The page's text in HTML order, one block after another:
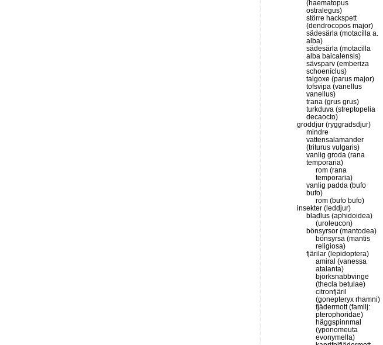
(haematopus
ostralegus)
större hackspett
(dendrocopos major)
sädesärla (motacílla a.
alba)
sädesärla (motacilla
alba baicalensis)
sävsparv (emberiza
schoeníclus)
talgoxe (parus major)
tofsvipa (vanellus
vanellus)
trana (grus grus)
turkduva (streptopelia
decaocto)
groddjur (ryggradsdjur)
mindre
vattensalamander
(triturus vulgaris)
vanlig groda (rana
temporaria)
rom (rana
temporaria)
vanlig padda (bufo
bufo)
rom (bufo bufo)
insekter (leddjur)
bladlus (aphidoidea)
(uroleucon)
bönsyrsor (mantodea)
bönsyrsa (mantis
religiosa)
fjärilar (lepidoptera)
amiral (vanessa
atalanta)
björksnabbvinge
(thecla betulae)
citronfjäril
(gonepteryx rhamni)
fjädermott (familj:
pterophoridae)
häggspinnmal
(yponomeuta
evonymella)